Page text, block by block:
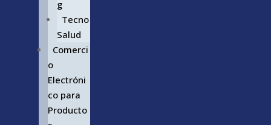
g
Tecno
Salud
Comerci
o
Electróni
co para
Producto